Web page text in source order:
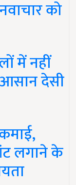
को
में नहीं
देसी
लगाने के